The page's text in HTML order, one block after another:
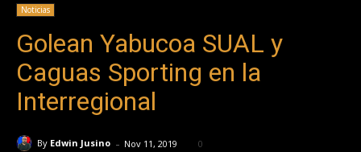
Noticias
Golean Yabucoa SUAL y
Caguas Sporting en la
Interregional
By Edwin Jusino - Nov 11, 2019 0